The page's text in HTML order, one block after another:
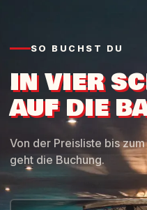
SO BUCHST DU
IN VIER
AUF DIE
Von der Preisliste bis
geht die Buchung.